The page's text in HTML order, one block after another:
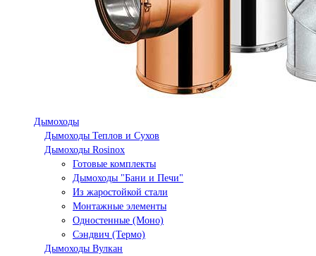
Дымоходы
Дымоходы Теплов и Сухов
Дымоходы Rosinox
Готовые комплекты
Дымоходы "Бани и Печи"
Из жаростойкой стали
Монтажные элементы
Одностенные (Моно)
Сэндвич (Термо)
Дымоходы Вулкан